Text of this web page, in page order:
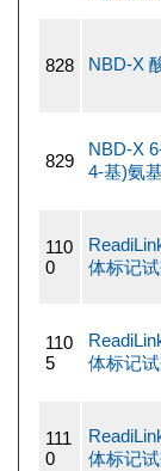
828 NBD-X
829
NBD-X
4-基)氨
110
0
体标记
110
5
体标记
111
0
体标记